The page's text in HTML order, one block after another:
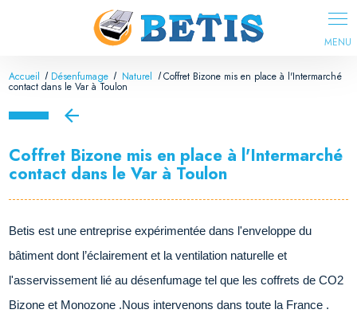
Accueil Désenfumage Naturel Coffret Bizone mis en place à l'Intermarché
contact dans le Var à Toulon
Coffret Bizone mis en place à l'Intermarché
contact dans le Var à Toulon
Betis est une entreprise expérimentée dans l'enveloppe du
bâtiment dont l’éclairement et la ventilation naturelle et
l'asservissement lié au désenfumage tel que les coffrets de CO2
Bizone et Monozone .Nous intervenons dans toute la France .
Panneau de gestion des cookies